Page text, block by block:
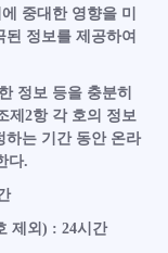
중대한 영향을 미
정보를 제공하여
정보 등을 충분히
제2항 각 호의 정보
하는 기간 동안 온라
다.
제외) : 24시간